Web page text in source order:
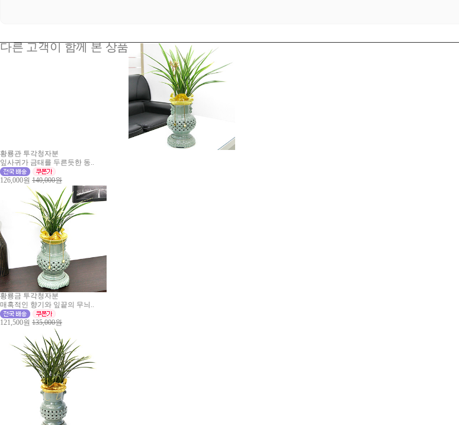
다른 고객이 함께 본 상품
황룡관 투각청자분
잎사귀가 금태를 두른듯한 동..
126,000원 140,000원
황룡금 투각청자분
매혹적인 향기와 잎끝의 무늬..
121,500원 135,000원